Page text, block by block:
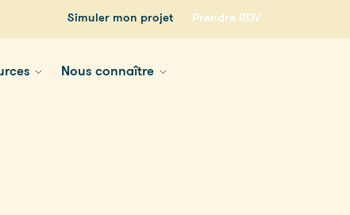
Simuler mon projet Prendre RDV
Nous connaître